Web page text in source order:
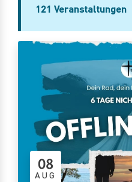
121 Veranstaltungen
08
AUG